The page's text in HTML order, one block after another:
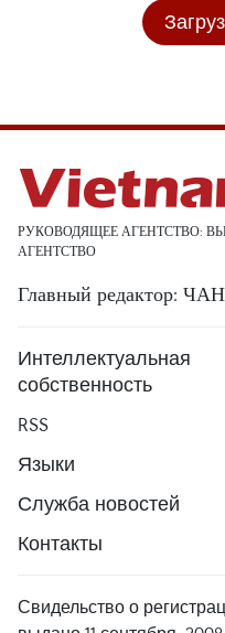
РУКОВОДЯЩЕЕ АГЕНТСТВО:
АГЕНТСТВО
Главный редактор:
Интеллектуальная
собственность
RSS
Языки
Служба новостей
Контакты
Свидельство о